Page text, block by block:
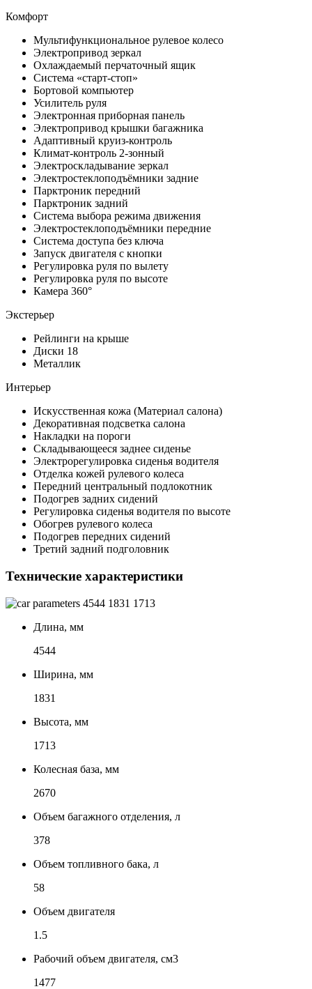
Комфорт
Мультифункциональное рулевое колесо
Электропривод зеркал
Охлаждаемый перчаточный ящик
Система «старт-стоп»
Бортовой компьютер
Усилитель руля
Электронная приборная панель
Электропривод крышки багажника
Адаптивный круиз-контроль
Климат-контроль 2-зонный
Электроскладывание зеркал
Электростеклоподъёмники задние
Парктроник передний
Парктроник задний
Система выбора режима движения
Электростеклоподъёмники передние
Система доступа без ключа
Запуск двигателя с кнопки
Регулировка руля по вылету
Регулировка руля по высоте
Камера 360°
Экстерьер
Рейлинги на крыше
Диски 18
Металлик
Интерьер
Искусственная кожа (Материал салона)
Декоративная подсветка салона
Накладки на пороги
Складывающееся заднее сиденье
Электрорегулировка сиденья водителя
Отделка кожей рулевого колеса
Передний центральный подлокотник
Подогрев задних сидений
Регулировка сиденья водителя по высоте
Обогрев рулевого колеса
Подогрев передних сидений
Третий задний подголовник
Технические характеристики
4544 1831 1713
Длина, мм
4544
Ширина, мм
1831
Высота, мм
1713
Колесная база, мм
2670
Объем багажного отделения, л
378
Объем топливного бака, л
58
Объем двигателя
1.5
Рабочий объем двигателя, см3
1477